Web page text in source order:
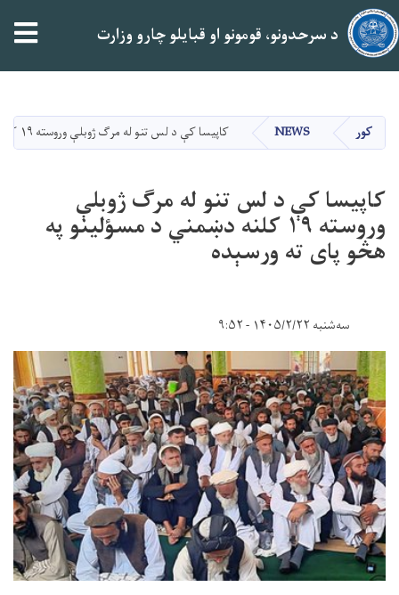
دانګل
د سرحدونو، قومونو او قبایلو چارو وزارت
کور NEWS کاپيسا کې د لس تنو له مرګ ژوبلې وروسته ۱۹ کلنه دښمني د مسؤلينو په هڅو پای ته ورسېده
کاپيسا کې د لس تنو له مرګ ژوبلې
وروسته ۱۹ کلنه دښمني د مسؤلينو په
هڅو پای ته ورسېده
سه‌شنبه ۱۴۰۵/۲/۲۲ - ۹:۵۲